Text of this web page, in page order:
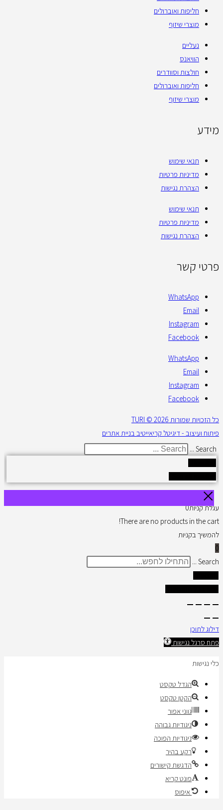
חליפות ואוברולים
מוצרי שיזוף
נעליים
הוויאנס
חולצות וסוודרים
חליפות ואוברולים
מוצרי שיזוף
מידע
תנאי שימוש
מדיניות פרטיות
הצהרת נגישות
תנאי שימוש
מדיניות פרטיות
הצהרת נגישות
פרטי קשר
WhatsApp
Email
Instagram
Facebook
WhatsApp
Email
Instagram
Facebook
כל הזכויות שמורות 2026 © TURI
פיתוח ועיצוב - דיגיטל קריאייטיב בניית אתרים
Search ...
עגלת קניות0
There are no products in the cart!
להמשיך בקניות
0
Search ...
דילוג לתוכן
פתח סרגל נגישות
כלי נגישות
הגדל טקסט
הקטן טקסט
גווני אפור
ניגודיות גבוהה
ניגודיות הפוכה
רקע בהיר
הדגשת קישורים
פונט קריא
איפוס